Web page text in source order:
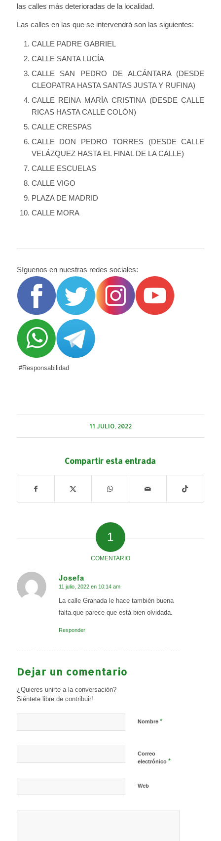
las calles más deterioradas de la localidad.
Las calles en las que se intervendrá son las siguientes:
CALLE PADRE GABRIEL
CALLE SANTA LUCÍA
CALLE SAN PEDRO DE ALCÁNTARA (DESDE
CLEOPATRA HASTA SANTAS JUSTA Y RUFINA)
CALLE REINA MARÍA CRISTINA (DESDE CALLE
RICAS HASTA CALLE COLÓN)
CALLE CRESPAS
CALLE DON PEDRO TORRES (DESDE CALLE
VELÁZQUEZ HASTA EL FINAL DE LA CALLE)
CALLE ESCUELAS
CALLE VIGO
PLAZA DE MADRID
CALLE MORA
Síguenos en nuestras redes sociales:
#Responsabilidad
11 JULIO, 2022
Compartir esta entrada
1
COMENTARIO
Josefa
Dice:
11 julio, 2022 en 10:14 am
La calle Granada le hace también buena
falta.que parece que está bien olvidada.
Responder
Dejar un comentario
¿Quieres unirte a la conversación?
Siéntete libre de contribuir!
Nombre *
Correo
electrónico *
Web